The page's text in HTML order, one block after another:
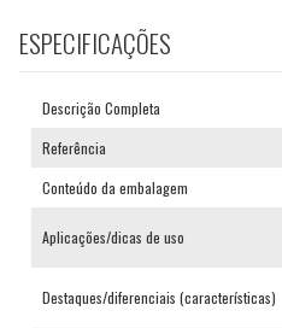
ESPECIFICAÇÕES
Descrição Completa
Referência
Conteúdo da embalagem
Aplicações/dicas de uso
Destaques/diferenciais (características)